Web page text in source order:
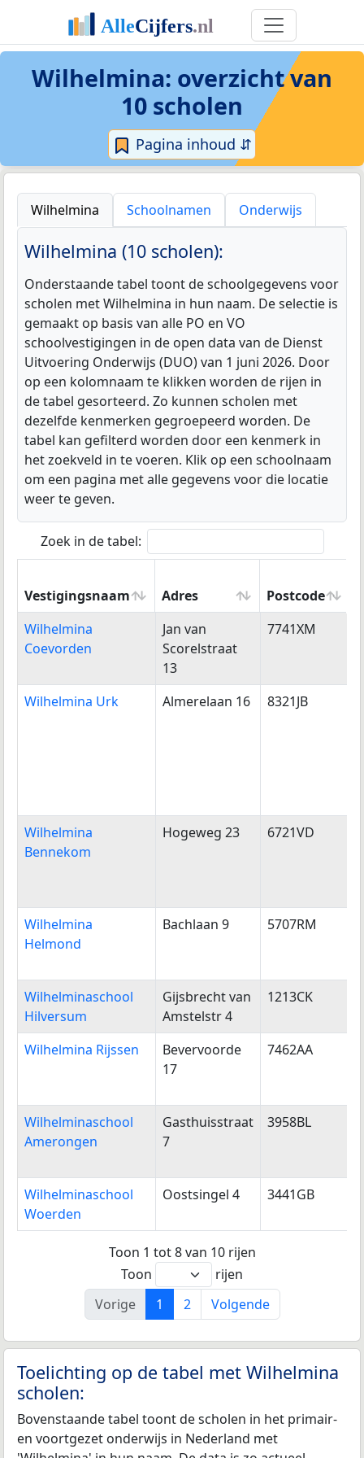
Wilhelmina: overzicht van
10 scholen
Pagina inhoud ⇵
Wilhelmina Schoolnamen Onderwijs
Wilhelmina (10 scholen):
Onderstaande tabel toont de schoolgegevens voor
scholen met Wilhelmina in hun naam. De selectie is
gemaakt op basis van alle PO en VO
schoolvestigingen in de open data van de Dienst
Uitvoering Onderwijs (DUO) van 1 juni 2026. Door
op een kolomnaam te klikken worden de rijen in
de tabel gesorteerd. Zo kunnen scholen met
dezelfde kenmerken gegroepeerd worden. De
tabel kan gefilterd worden door een kenmerk in
het zoekveld in te voeren. Klik op een schoolnaam
om een pagina met alle gegevens voor die locatie
weer te geven.
Zoek in de tabel:
Vestigingsnaam Adres Postcode
Vestigingsnaam
Adres Postcode
Wilhelmina
Coevorden
Jan van
Scorelstraat
13
7741XM
Wilhelmina Urk Almerelaan 16 8321JB
Wilhelmina
Bennekom
Hogeweg 23 6721VD
Wilhelmina
Helmond
Bachlaan 9 5707RM
Wilhelminaschool
Hilversum
Gijsbrecht van
Amstelstr 4
1213CK
Wilhelmina Rijssen
Bevervoorde
17
7462AA
Wilhelminaschool
Amerongen
Gasthuisstraat
7
3958BL
Wilhelminaschool
Woerden
Oostsingel 4 3441GB
Toon 1 tot 8 van 10 rijen
Toon
rijen
Vorige
1 2 Volgende
Toelichting op de tabel met Wilhelmina
scholen:
Bovenstaande tabel toont de scholen in het primair-
en voortgezet onderwijs in Nederland met